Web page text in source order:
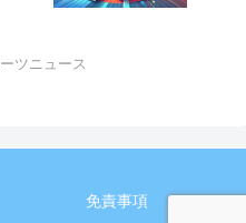
ツニュース
免責事項